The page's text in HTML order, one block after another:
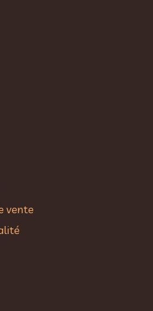
vente